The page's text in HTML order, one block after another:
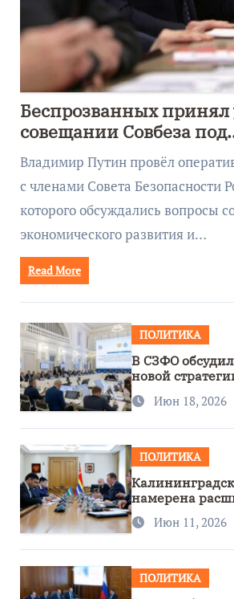
Беспрозванных принял
совещании Совбеза под
руководством Путина
Владимир Путин провёл
с членами Совета Безопасности
которого обсуждались вопросы
экономического развития и…
Read More
ПОЛИТИКА
В СЗФО
новой
Июн 18, 2026
ПОЛИТИКА
намерена
Июн 11, 2026
ПОЛИТИКА